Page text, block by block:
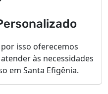
isso oferecemos
às necessidades
em Santa Efigênia.